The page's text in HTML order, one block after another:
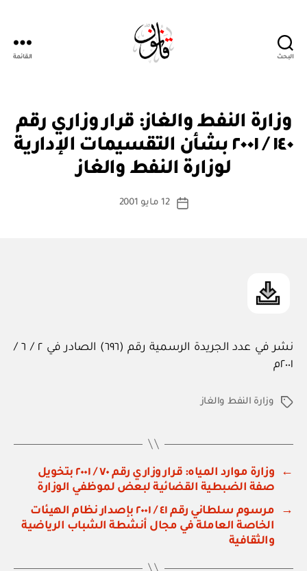
البحث القائمة
التصنيفاتق
ر
ار
وزارة النفط والغاز: قرار وزاري رقم
١٤٠ / ٢٠٠١ بشأن التقسيمات الإدارية
لوزارة النفط والغاز
كاتب
بو
س
ة
تاريخ
12 مايو 2001
نشر في عدد الجريدة الرسمية رقم (٦٩٦) الصادر في ٢ / ٦ /
٢٠٠١م
الوسوموزارة النفط والغاز
←
وزارة موارد المياه: قرار وزاري رقم ٧٠ / ٢٠٠١ بتخويل
صفة الضبطية القضائية لبعض لموظفي الوزارة
→
مرسوم سلطاني رقم ٤١ / ٢٠٠١ بإصدار نظام الهيئات
الخاصة العاملة في مجال أنشطة الشباب الرياضية
والثقافية